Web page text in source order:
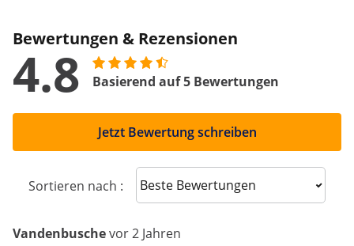
Bewertungen & Rezensionen
4.8 Basierend auf 5 Bewertungen
Jetzt Bewertung schreiben
Sortieren nach : Sort reviews
Vandenbuschevor 2 Jahren